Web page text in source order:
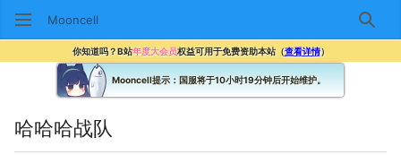
Mooncell 搜索
你知道吗？B站年度大会员权益可用于免费资助本站（查看详情）
Mooncell提示：国服将于10小时19分钟后开始维护。
哈哈哈战队